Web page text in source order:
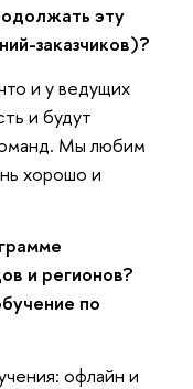
эту
заказчиков)?
и у ведущих
и будут
Мы любим
хорошо и
и регионов?
по
офлайн и